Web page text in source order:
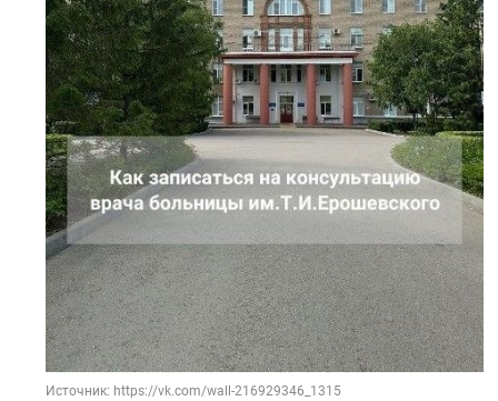
Источник: https://vk.com/wall-216929346_1315